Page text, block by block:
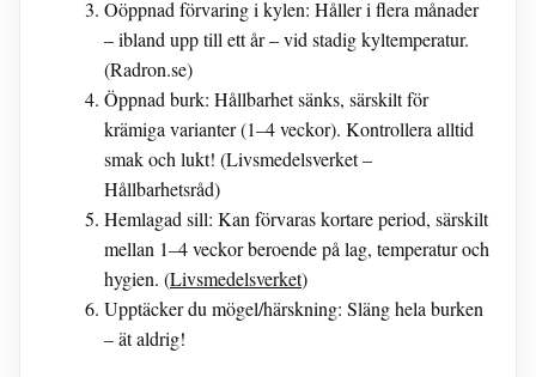
Oöppnad förvaring i kylen: Håller i flera månader
– ibland upp till ett år – vid stadig kyltemperatur.
(Radron.se)
Öppnad burk: Hållbarhet sänks, särskilt för
krämiga varianter (1–4 veckor). Kontrollera alltid
smak och lukt! (Livsmedelsverket –
Hållbarhetsråd)
Hemlagad sill: Kan förvaras kortare period, särskilt
mellan 1–4 veckor beroende på lag, temperatur och
hygien. (Livsmedelsverket)
Upptäcker du mögel/härskning: Släng hela burken
– ät aldrig!